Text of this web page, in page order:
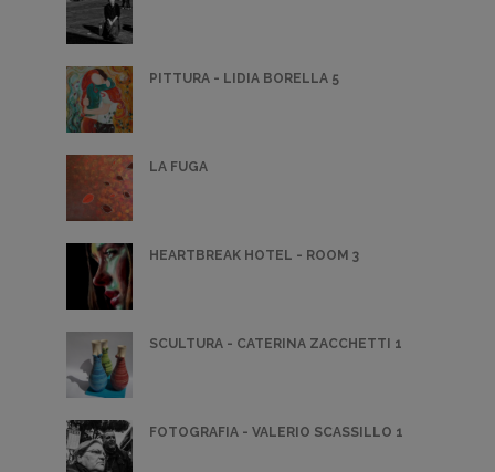
PITTURA - LIDIA BORELLA 5
LA FUGA
HEARTBREAK HOTEL - ROOM 3
SCULTURA - CATERINA ZACCHETTI 1
FOTOGRAFIA - VALERIO SCASSILLO 1